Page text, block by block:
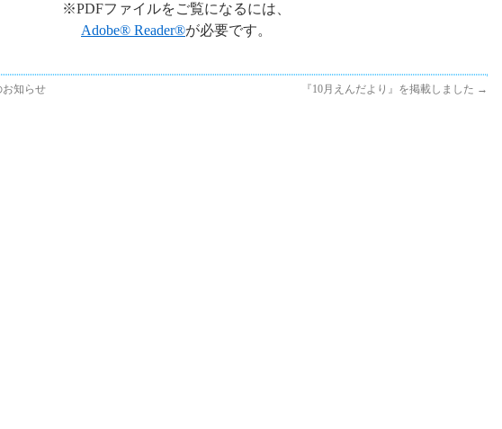
※PDFファイルをご覧になるには、
Adobe® Reader®が必要です。
知らせ 『10月えんだより』を掲載しました →